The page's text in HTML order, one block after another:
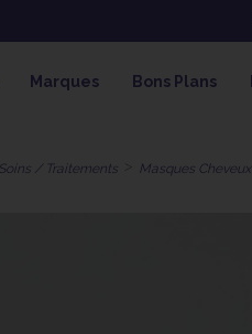
SOLAIRE SKEYMZEE !
Marques Bons Plans
Soins / Traitements Masques Cheveux